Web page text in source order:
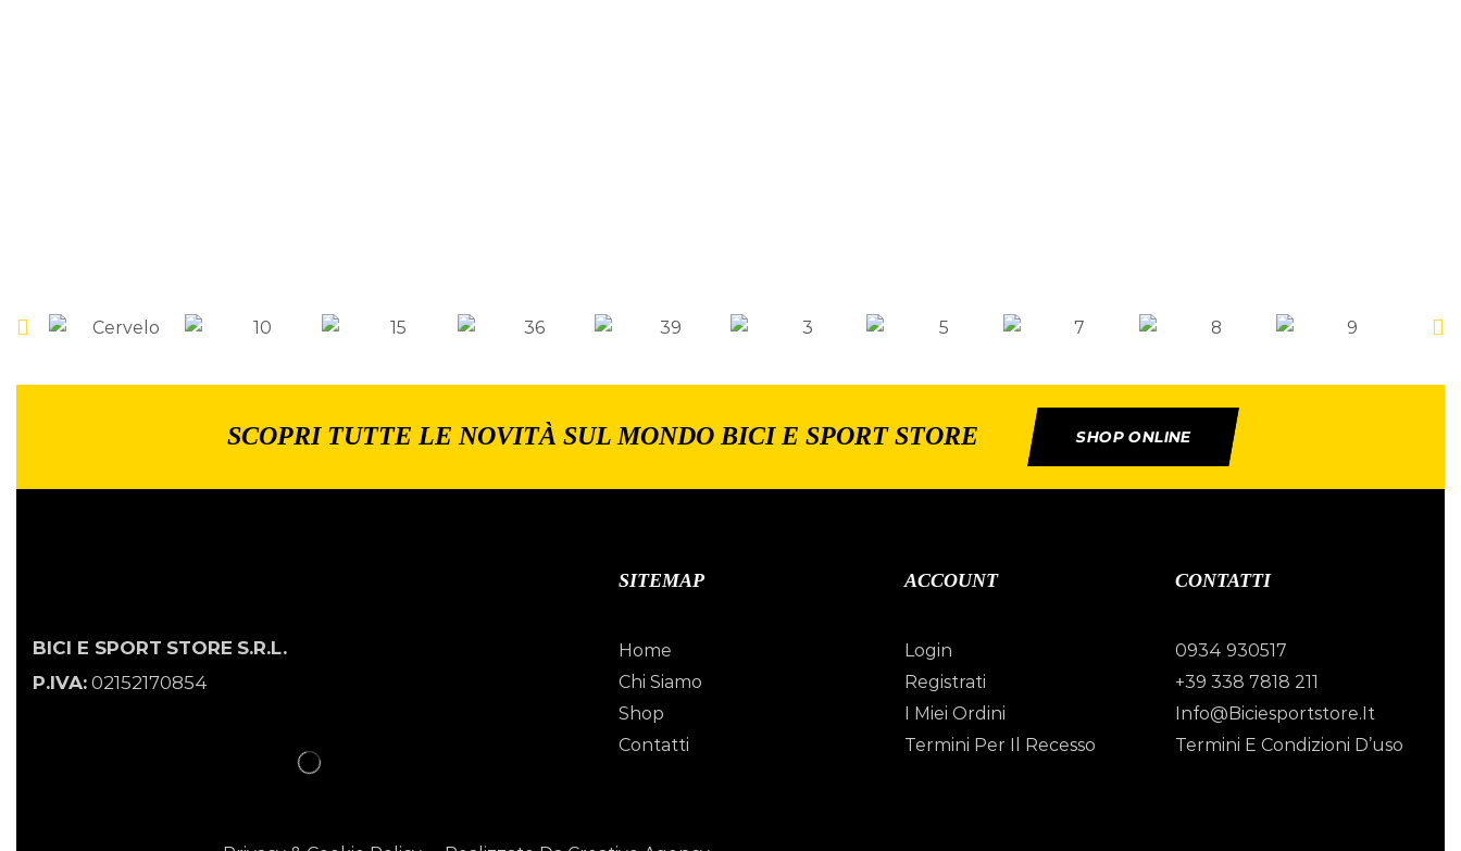
SCOPRI TUTTE LE NOVITÀ SUL MONDO BICI E SPORT STORE SHOP ONLINE
BICI E SPORT STORE S.R.L.
P.IVA: 02152170854
SITEMAP
Home
Chi Siamo
Shop
Contatti
ACCOUNT
Login
Registrati
I Miei Ordini
Termini Per Il Recesso
CONTATTI
0934 930517
+39 338 7818 211
Info@biciesportstore.it
Termini E Condizioni D’uso